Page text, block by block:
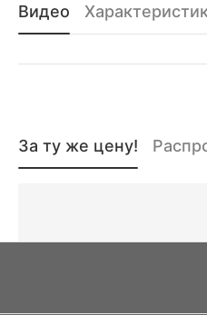
Видео
За ту же цену!